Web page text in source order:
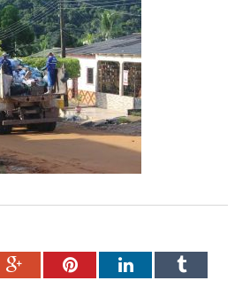
Google+PinterestLinkedInTumblr